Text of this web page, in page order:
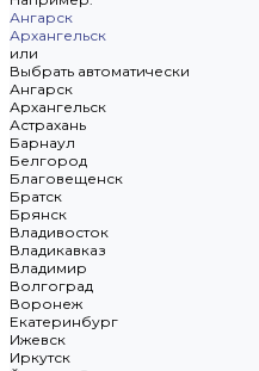
Ангарск
Архангельск
или
Выбрать автоматически
Ангарск
Архангельск
Астрахань
Барнаул
Белгород
Благовещенск
Братск
Брянск
Владивосток
Владикавказ
Владимир
Волгоград
Воронеж
Екатеринбург
Ижевск
Иркутск